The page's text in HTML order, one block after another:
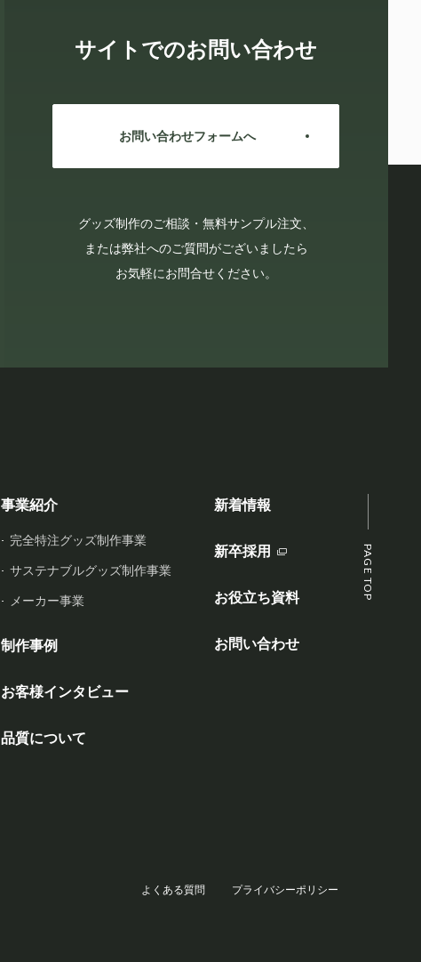
サイトでのお問い合わせ
お問い合わせフォームへ
グッズ制作のご相談・無料サンプル注文、
または弊社へのご質問がございましたら
お気軽にお問合せください。
PAGE TOP
事業紹介
完全特注グッズ制作事業
サステナブルグッズ制作事業
メーカー事業
制作事例
お客様インタビュー
品質について
新着情報
新卒採用
お役立ち資料
お問い合わせ
よくある質問 プライバシーポリシー